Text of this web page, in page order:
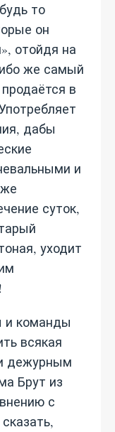
то
он
отойдя на
же самый
в
дабы
и
суток,
уходит
и команды
всякая
дежурным
Брут из
с